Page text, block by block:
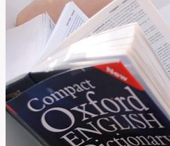
Průvodce